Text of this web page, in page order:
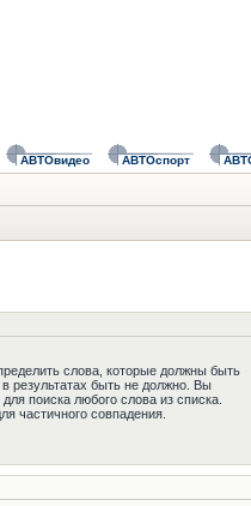
АВТОвидео АВТОспорт
слова, которые должны быть
результатах быть не должно. Вы
для поиска любого слова из списка.
частичного совпадения.